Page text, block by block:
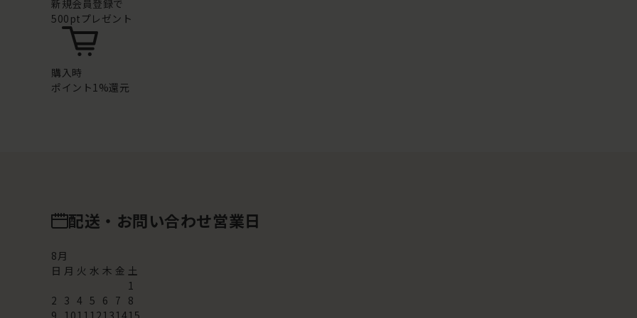
新規会員登録で
500ptプレゼント
購入時
ポイント1%還元
配送・お問い合わせ営業日
8月
日 月 火 水 木 金 土
1
2 3 4 5 6 7 8